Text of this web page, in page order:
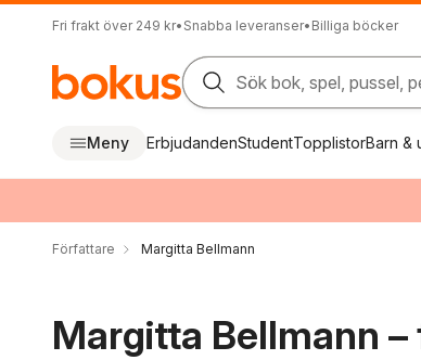
Fri frakt över 249 kr• Snabba leveranser• Billiga böcker
Sök bok, spel, pussel,
Meny ErbjudandenStudentTopplistorBarn &
Författare Margitta Bellmann
Margitta Bellmann